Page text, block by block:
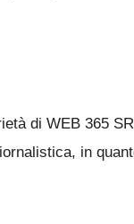
di WEB 365
in